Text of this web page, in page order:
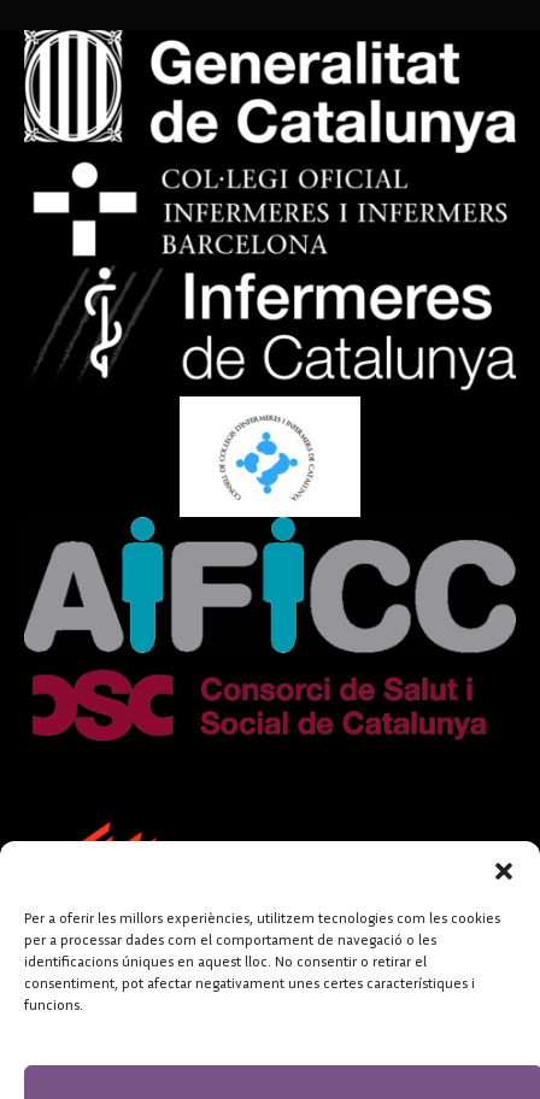
Per a oferir les millors experiències, utilitzem tecnologies com les cookies
per a processar dades com el comportament de navegació o les
identificacions úniques en aquest lloc. No consentir o retirar el
consentiment, pot afectar negativament unes certes característiques i
funcions.
FUNDACIÓ